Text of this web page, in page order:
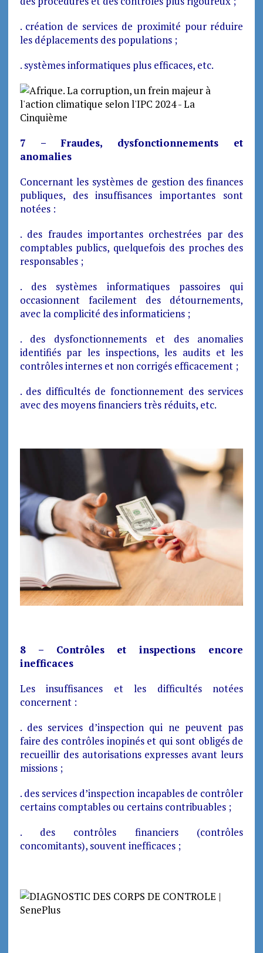
. création de services de proximité pour réduire
les déplacements des populations ;
. systèmes informatiques plus efficaces, etc.
7 – Fraudes, dysfonctionnements et
anomalies
Concernant les systèmes de gestion des finances
publiques, des insuffisances importantes sont
notées :
. des fraudes importantes orchestrées par des
comptables publics, quelquefois des proches des
responsables ;
. des systèmes informatiques passoires qui
occasionnent facilement des détournements,
avec la complicité des informaticiens ;
. des dysfonctionnements et des anomalies
identifiés par les inspections, les audits et les
contrôles internes et non corrigés efficacement ;
. des difficultés de fonctionnement des services
avec des moyens financiers très réduits, etc.
8 – Contrôles et inspections encore
inefficaces
Les insuffisances et les difficultés notées
concernent :
. des services d’inspection qui ne peuvent pas
faire des contrôles inopinés et qui sont obligés de
recueillir des autorisations expresses avant leurs
missions ;
. des services d’inspection incapables de contrôler
certains comptables ou certains contribuables ;
. des contrôles financiers (contrôles
concomitants), souvent inefficaces ;